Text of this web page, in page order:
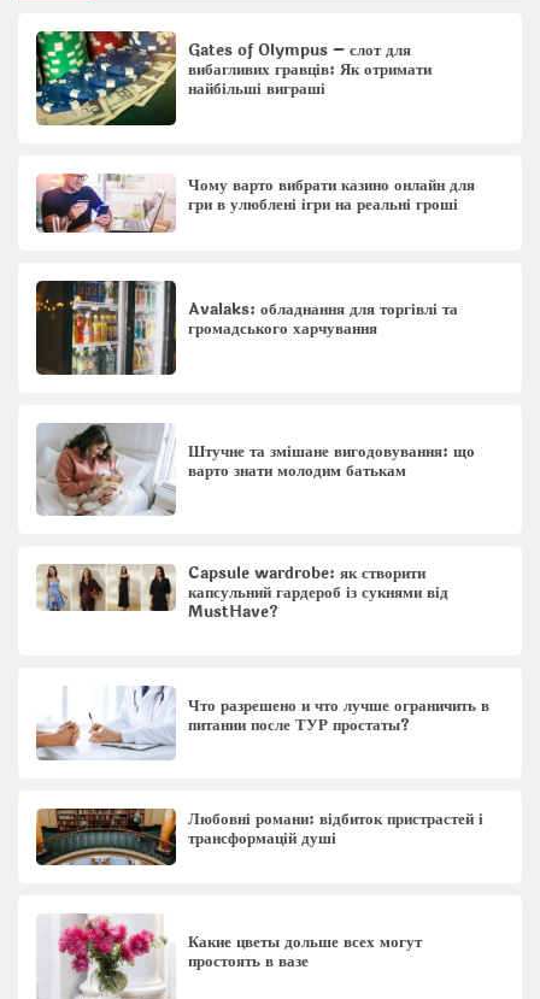
Gates of Olympus – слот для
вибагливих гравців: Як отримати
найбільші виграші
Чому варто вибрати казино онлайн для
гри в улюблені ігри на реальні гроші
Avalaks: обладнання для торгівлі та
громадського харчування
Штучне та змішане вигодовування: що
варто знати молодим батькам
Capsule wardrobe: як створити
капсульний гардероб із сукнями від
MustHave?
Что разрешено и что лучше ограничить в
питании после ТУР простаты?
Любовні романи: відбиток пристрастей і
трансформацій душі
Какие цветы дольше всех могут
простоять в вазе